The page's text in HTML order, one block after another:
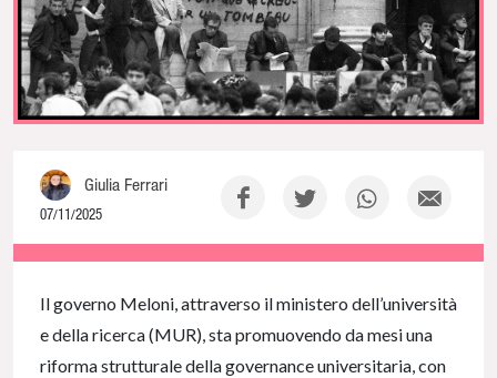
Giulia Ferrari
07/11/2025
NaN% Complete
Il governo Meloni, attraverso il ministero dell’università
e della ricerca (MUR), sta promuovendo da mesi una
riforma strutturale della governance universitaria, con